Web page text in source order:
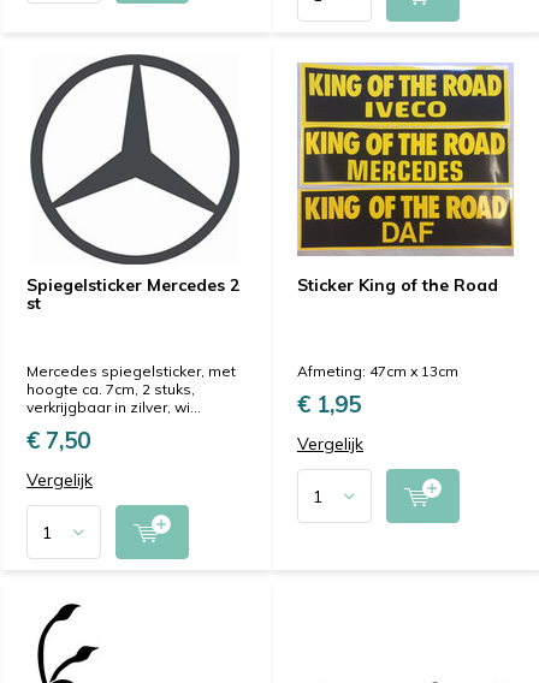
Spiegelsticker Mercedes 2
st
Mercedes spiegelsticker, met
hoogte ca. 7cm, 2 stuks,
verkrijgbaar in zilver, wi...
€ 7,50
Vergelijk
Sticker King of the Road
Afmeting: 47cm x 13cm
€ 1,95
Vergelijk